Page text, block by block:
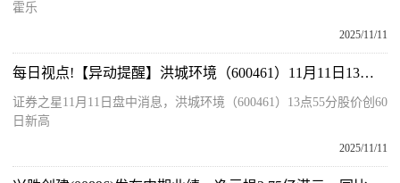
霍乐
2025/11/11
每日视点!【异动提醒】洪城环境（600461）11月11日13点55分创60日新高
证券之星11月11日盘中消息，洪城环境（600461）13点55分股价创60
日新高
2025/11/11